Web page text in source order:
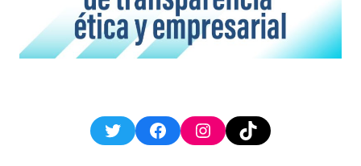
TwitterFacebookInstagram
TikTok